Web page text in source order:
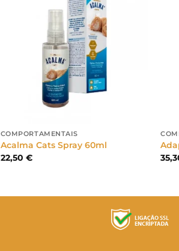
COMPORTAMENTAIS
Acalma Cats Spray 60ml
22,50 €